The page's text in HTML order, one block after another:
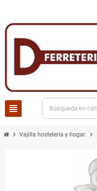
view_headline
chevron_right Vajilla hosteleria y hogar. chevron_right